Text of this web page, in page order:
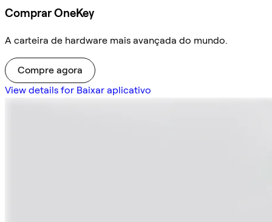
Comprar OneKey
A carteira de hardware mais avançada do mundo.
Compre agora
View details for Baixar aplicativo